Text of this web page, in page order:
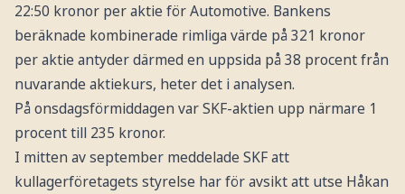
22:50 kronor per aktie för Automotive. Bankens
beräknade kombinerade rimliga värde på 321 kronor
per aktie antyder därmed en uppsida på 38 procent från
nuvarande aktiekurs, heter det i analysen.
På onsdagsförmiddagen var SKF-aktien upp närmare 1
procent till 235 kronor.
I mitten av september meddelade SKF att
kullagerföretagets styrelse har för avsikt att utse Håkan